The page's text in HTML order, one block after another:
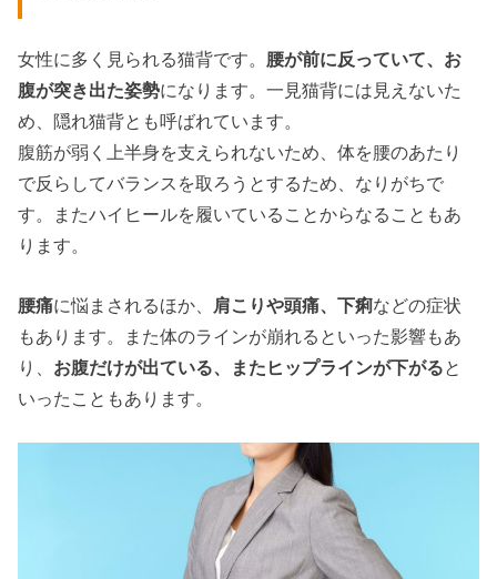
女性に多く見られる猫背です。 腰が前に反っていて、お
腹が突き出た姿勢になります。一見猫背には見えないた
め、隠れ猫背とも呼ばれています。
腹筋が弱く上半身を支えられないため、体を腰のあたり
で反らしてバランスを取ろうとするため、なりがちで
す。またハイヒールを履いていることからなることもあ
ります。
腰痛に悩まされるほか、 肩こりや頭痛、下痢などの症状
もあります。また体のラインが崩れるといった影響もあ
り、 お腹だけが出ている、またヒップラインが下がると
いったこともあります。